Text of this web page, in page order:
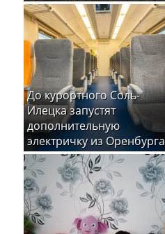
До курортного Соль-
Илецка запустят
дополнительную
электричку из Оренбурга